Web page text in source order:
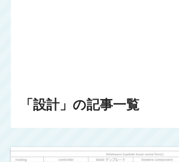
「設計」の記事一覧